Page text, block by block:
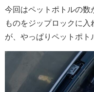
今回はペットポトルの数
ものをジップロックに入
が、やっぱりペットポト